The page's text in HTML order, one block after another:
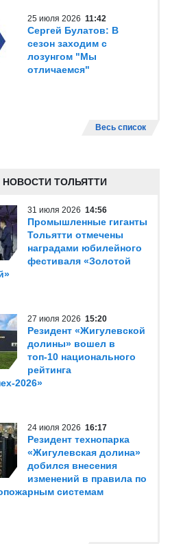
25 июля 2026 11:42
Сергей Булатов: В
сезон заходим с
лозунгом "Мы
отличаемся"
Весь список
НОВОСТИ ТОЛЬЯТТИ
31 июля 2026 14:56
Промышленные гиганты
Тольятти отмечены
наградами юбилейного
фестиваля «Золотой
27 июля 2026 15:20
Резидент «Жигулевской
долины» вошел в
топ-10 национального
рейтинга
2026»
24 июля 2026 16:17
Резидент технопарка
«Жигулевская долина»
добился внесения
изменений в правила по
системам